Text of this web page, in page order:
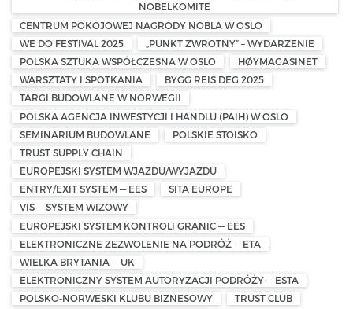
NOBELKOMITE
CENTRUM POKOJOWEJ NAGRODY NOBLA W OSLO
WE DO FESTIVAL 2025
„PUNKT ZWROTNY” – WYDARZENIE
POLSKA SZTUKA WSPÓŁCZESNA W OSLO
HØYMAGASINET
WARSZTATY I SPOTKANIA
BYGG REIS DEG 2025
TARGI BUDOWLANE W NORWEGII
POLSKA AGENCJA INWESTYCJI I HANDLU (PAIH) W OSLO
SEMINARIUM BUDOWLANE
POLSKIE STOISKO
TRUST SUPPLY CHAIN
EUROPEJSKI SYSTEM WJAZDU/WYJAZDU
ENTRY/EXIT SYSTEM — EES
SITA EUROPE
VIS — SYSTEM WIZOWY
EUROPEJSKI SYSTEM KONTROLI GRANIC — EES
ELEKTRONICZNE ZEZWOLENIE NA PODRÓŻ — ETA
WIELKA BRYTANIA — UK
ELEKTRONICZNY SYSTEM AUTORYZACJI PODRÓŻY — ESTA
POLSKO-NORWESKI KLUBU BIZNESOWY
TRUST CLUB